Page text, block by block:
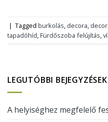
| Tagged burkolás, decora,
tapadóhíd,Fürdőszoba felújítás,
LEGUTÓBBI BEJEGYZÉSEK
A helyiséghez megfelelő